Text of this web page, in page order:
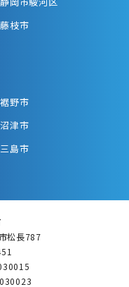
藤枝市
裾野市
沼津市
三島市
松長787